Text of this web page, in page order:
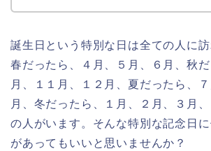
誕生日という特別な日は全ての人に訪
春だったら、４月、５月、６月、秋
月、１１月、１２月、夏だったら、
月、冬だったら、１月、２月、３月
の人がいます。そんな特別な記念日
があってもいいと思いませんか？